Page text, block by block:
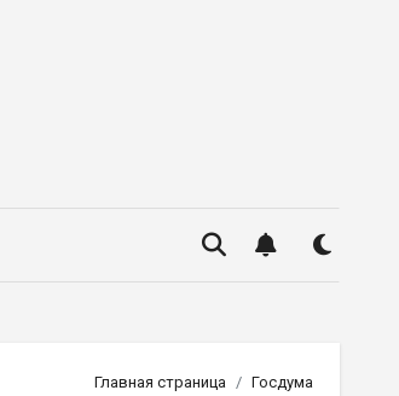
Главная страница Госдума